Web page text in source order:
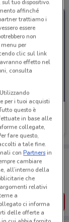
vicino a te,
comodamente
tuo dispositivo.
affinché
trattiamo i
essere
non
per
clic sul link
effetto nel
consulta
per i tuoi acquisti
questo è
in base alle
collegate,
fare questo,
a tale fine.
conPartnersin
cambiare
all’interno della
che
relativi
a
ci informa
delle offerte a